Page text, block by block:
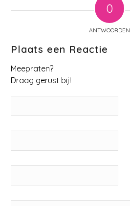
0
ANTWOORDEN
Plaats een Reactie
Meepraten?
Draag gerust bij!